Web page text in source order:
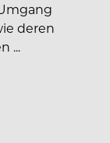
deren
...